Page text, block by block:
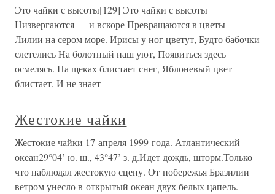
Это чайки с высоты[129] Это чайки с высоты
Низвергаются — и вскоре Превращаются в цветы —
Лилии на сером море. Ирисы у ног цветут, Будто бабочки
слетелись На болотный наш уют, Появиться здесь
осмелясь. На щеках блистает снег, Яблоневый цвет
блистает, И не знает
Жестокие чайки
Жестокие чайки 17 апреля 1999 года. Атлантический
океан29°04’ ю. ш., 43°47’ з. д.Идет дождь, шторм.Только
что наблюдал жестокую сцену. От побережья Бразилии
ветром унесло в открытый океан двух белых цапель.